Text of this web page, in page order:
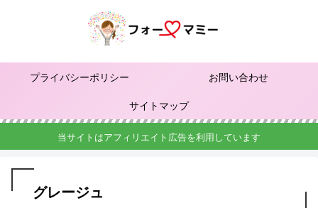
プライバシーポリシー
お問い合わせ
サイトマップ
当サイトはアフィリエイト広告を利用しています
グレージュ